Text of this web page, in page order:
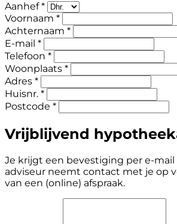
Aanhef *
Voornaam *
Achternaam *
E-mail *
Telefoon *
Woonplaats *
Adres *
Huisnr. *
Postcode *
Vrijblijvend
Je krijgt een bevestiging per e-
adviseur neemt contact met je op
van een (online) afspraak.